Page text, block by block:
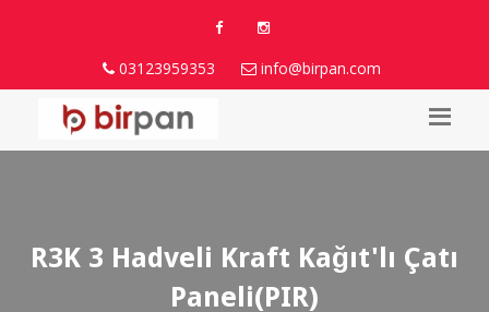
03123959353 info@birpan.com
R3K 3 Hadveli Kraft Kağıt'lı Çatı
Paneli(PIR)